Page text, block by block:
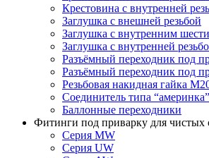
Крестовина с внутренней
Заглушка с внешней резьбой
Заглушка с внутренним
Заглушка с внутренней
Разъёмный переходник под
Разъёмный переходник под
Резьбовая накидная гайка
Соединитель типа “америнка”
Баллонные переходники
Фитинги под приварку для чистых
Серия MW
Серия UW